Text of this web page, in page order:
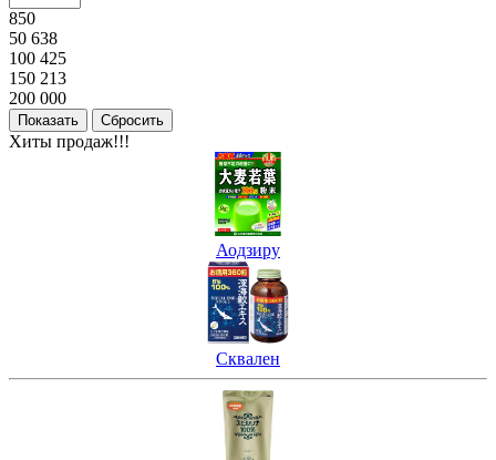
850
50 638
100 425
150 213
200 000
Хиты продаж!!!
Аодзиру
Сквален